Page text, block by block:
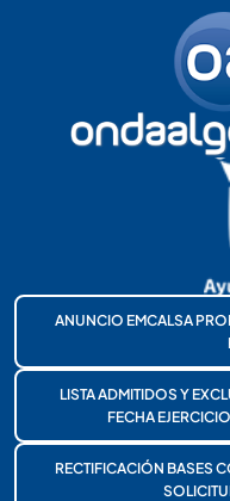
ANUNCIO EMCALSA
LISTA ADMITIDOS Y
FECHA
RECTIFICACIÓN BASES